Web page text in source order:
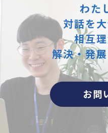
わた
対話を
相互
解決・発
お問